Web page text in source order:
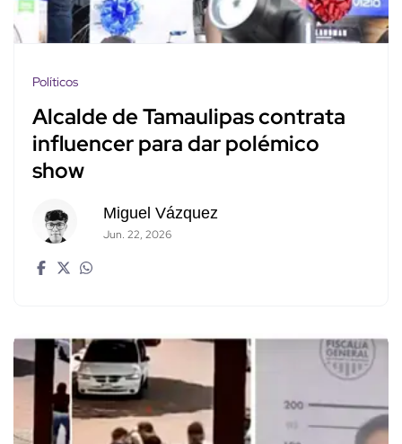
Políticos
Alcalde de Tamaulipas contrata
influencer para dar polémico
show
Miguel Vázquez
Jun. 22, 2026